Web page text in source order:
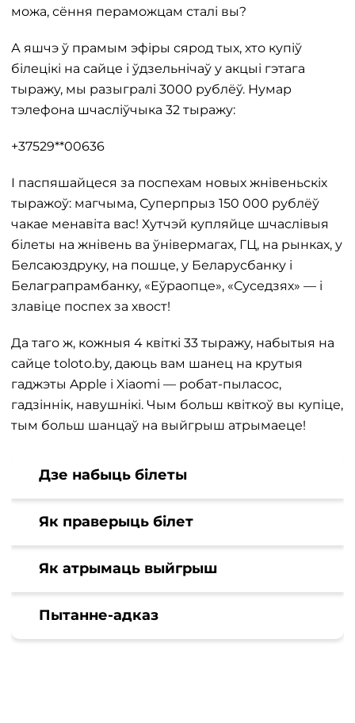
можа, сёння пераможцам сталі вы?
А яшчэ ў прамым эфіры сярод тых, хто купіў
білецікі на сайце і ўдзельнічаў у акцыі гэтага
тыражу, мы разыгралі 3000 рублёў. Нумар
тэлефона шчасліўчыка 32 тыражу:
+37529**00636
І паспяшайцеся за поспехам новых жнівеньскіх
тыражоў: магчыма, Суперпрыз 150 000 рублёў
чакае менавіта вас! Хутчэй купляйце шчаслівыя
білеты на жнівень ва ўнівермагах, ГЦ, на рынках, у
Белсаюздруку, на пошце, у Беларусбанку і
Белаграпрамбанку, «Еўраопце», «Суседзях» — і
злавіце поспех за хвост!
Да таго ж, кожныя 4 квіткі 33 тыражу, набытыя на
сайце toloto.by, даюць вам шанец на крутыя
гаджэты Apple і Xiaomi — робат-пыласос,
гадзіннік, навушнікі. Чым больш квіткоў вы купіце,
тым больш шанцаў на выйгрыш атрымаеце!
Дзе набыць білеты
Як праверыць білет
Як атрымаць выйгрыш
Пытанне-адказ